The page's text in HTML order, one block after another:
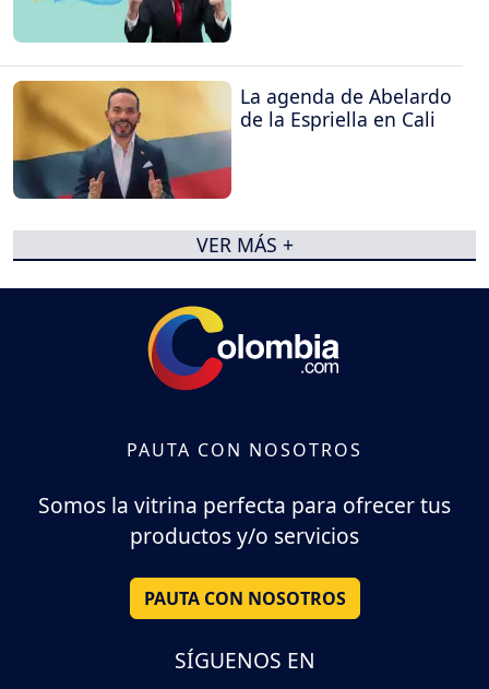
La agenda de Abelardo
de la Espriella en Cali
VER MÁS +
PAUTA CON NOSOTROS
Somos la vitrina perfecta para ofrecer tus
productos y/o servicios
PAUTA CON NOSOTROS
SÍGUENOS EN